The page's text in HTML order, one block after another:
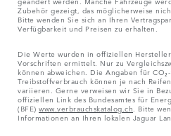
Zubehör gezeigt, das möglicherweise
Bitte wenden Sie sich an Ihren
Verfügbarkeit und Preisen zu erhalten.
Die Werte wurden in offiziellen
Vorschriften ermittelt. Nur zu
können abweichen. Die Angaben für
Treibstoffverbrauch können je nach
variieren. Gerne verweisen wir Sie in
offiziellen Link des Bundesamtes für
(BFE) www.verbrauchskatalog.ch. Bitte
Informationen an Ihren lokalen Jaguar